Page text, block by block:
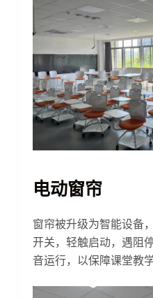
电动窗帘
窗帘被升级为智能设备
开关，轻触启动，遇阻
音运行，以保障课堂教